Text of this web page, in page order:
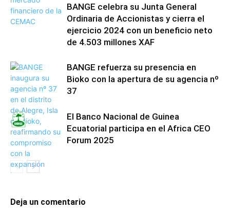
BANGE celebra su Junta General
Ordinaria de Accionistas y cierra el
ejercicio 2024 con un beneficio neto
de 4.503 millones XAF
BANGE refuerza su presencia en
Bioko con la apertura de su agencia nº
37
El Banco Nacional de Guinea
Ecuatorial participa en el Africa CEO
Forum 2025
Deja un comentario